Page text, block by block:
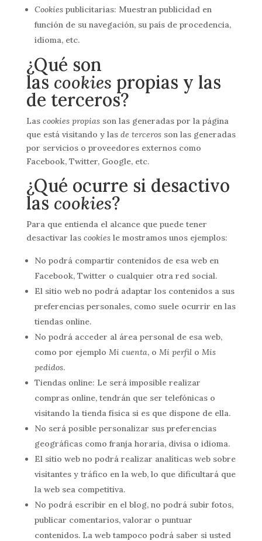
Cookiespublicitarias: Muestran publicidad en
función de su navegación, su país de procedencia,
idioma, etc.
¿Qué son
las cookies propias y las
de terceros?
Las cookies propiasson las generadas por la página
que está visitando y las de tercerosson las generadas
por servicios o proveedores externos como
Facebook, Twitter, Google, etc.
¿Qué ocurre si desactivo
las cookies?
Para que entienda el alcance que puede tener
desactivar las cookiesle mostramos unos ejemplos:
No podrá compartir contenidos de esa web en
Facebook, Twitter o cualquier otra red social.
El sitio web no podrá adaptar los contenidos a sus
preferencias personales, como suele ocurrir en las
tiendas online.
No podrá acceder al área personal de esa web,
como por ejemplo Mi cuenta, o Mi perfilo Mis
pedidos.
Tiendas online: Le será imposible realizar
compras online, tendrán que ser telefónicas o
visitando la tienda física si es que dispone de ella.
No será posible personalizar sus preferencias
geográficas como franja horaria, divisa o idioma.
El sitio web no podrá realizar analíticas web sobre
visitantes y tráfico en la web, lo que dificultará que
la web sea competitiva.
No podrá escribir en el blog, no podrá subir fotos,
publicar comentarios, valorar o puntuar
contenidos. La web tampoco podrá saber si usted